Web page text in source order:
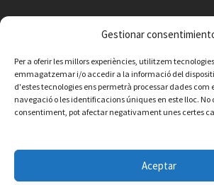
Gestionar
Per a oferir les millors experiències, utilitzem
emmagatzemar i/o accedir a la informació del
d'estes tecnologies ens permetrà processar dades
navegació o les identificacions úniques en este lloc. No
consentiment, pot afectar negativament unes certes
Aceptar
Política de privacitat